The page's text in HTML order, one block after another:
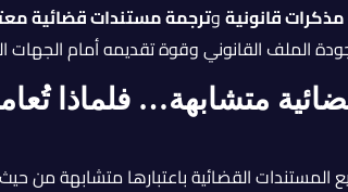
قانونيةوترجمة مستندات قضائية
الملف القانوني وقوة تقديمه أمام الجهات
متشابهة… فلماذا
القضائية باعتبارها متشابهة من